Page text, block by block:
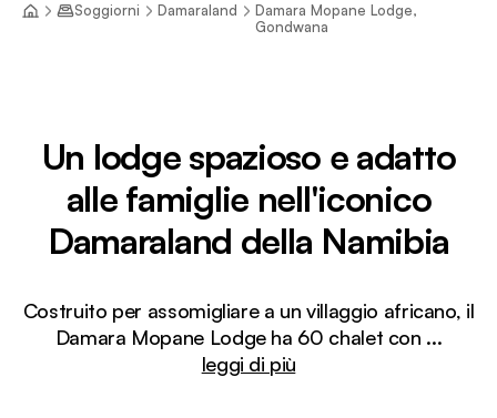
Soggiorni Damaraland
Damara Mopane Lodge,
Gondwana
Un lodge spazioso e adatto
alle famiglie nell'iconico
Damaraland della Namibia
Costruito per assomigliare a un villaggio africano, il
Damara Mopane Lodge ha 60 chalet con ...
leggi di più